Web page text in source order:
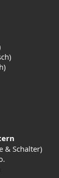
& Schalter)